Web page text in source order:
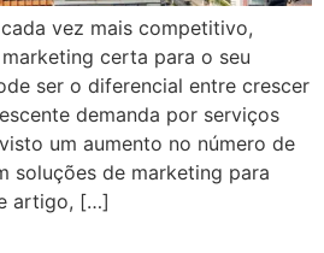
vez mais competitivo,
certa para o seu
ser o diferencial entre crescer
demanda por serviços
um aumento no número de
soluções de marketing para
artigo, […]